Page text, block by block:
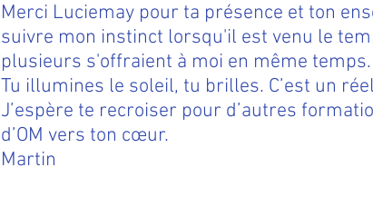
Merci Luciemay pour ta présence et ton
suivre mon instinct lorsqu'il est venu le
plusieurs s'offraient à moi en même temps.
Tu illumines le soleil, tu brilles. C’est un
J’espère te recroiser pour d’autres
d’OM vers ton cœur.
Martin